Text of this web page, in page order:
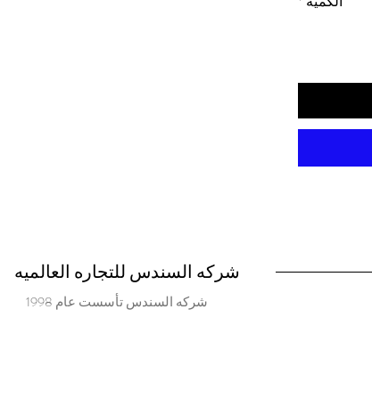
شركه السندس للتجاره العالميه
شركه السندس تأسست عام 1998